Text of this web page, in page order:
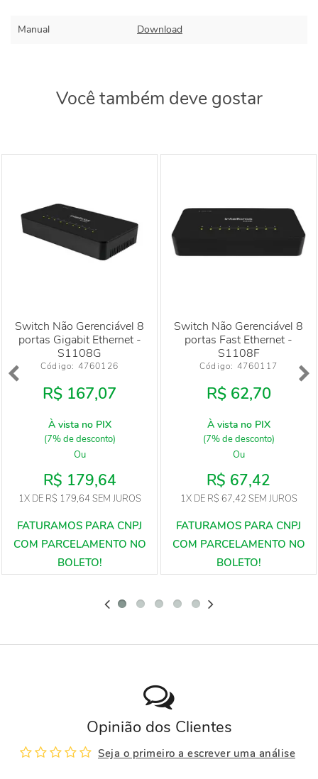
Manual Download
Você também deve gostar
Switch Não Gerenciável 8
portas Gigabit Ethernet -
S1108G
Código: 4760126
R$ 167,07
À vista no PIX
(7% de desconto)
Ou
R$ 179,64
1XDE R$ 179,64 SEM JUROS
Switch Não Gerenciável 8
portas Fast Ethernet -
S1108F
Código: 4760117
R$ 62,70
À vista no PIX
(7% de desconto)
Ou
R$ 67,42
1XDE R$ 67,42 SEM JUROS
Opinião dos Clientes
Seja o primeiro a escrever uma análise